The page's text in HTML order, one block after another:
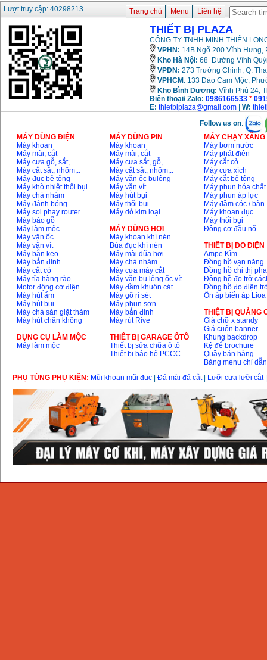
Lượt truy cập: 40298213
Trang chủ Menu Liên hệ
THIẾT BỊ PLAZA
CÔNG TY TNHH MINH THIÊN
VPHN: 14B Ngõ 200 Vĩnh Hưng,
Kho Hà Nội: 68 Đường Vĩnh
VPĐN: 273 Trường Chinh, Q.
VPHCM : 133 Đào Cam Mộc,
Kho Bình Dương: Vĩnh Phú 24,
Điện thoại/ Zalo: 0986166533 *
E: thietbiplaza@gmail.com W:
Follow us on:
MÁY DÙNG ĐIỆN
Máy khoan
Máy mài, cắt
Máy cưa gỗ, sắt,..
Máy cắt sắt, nhôm,..
Máy đục bê tông
Máy khò nhiệt thổi bụi
Máy chà nhám
Máy đánh bóng
Máy soi phay router
Máy bào gỗ
Máy làm mộc
Máy vặn ốc
Máy vặn vít
Máy bắn keo
Máy bắn đinh
Máy cắt cỏ
Máy tỉa hàng rào
Motor động cơ điện
Máy hút ẩm
Máy hút bụi
Máy chà sàn giặt thảm
Máy hút chân không
DỤNG CỤ LÀM MỘC
Máy làm mộc
MÁY DÙNG PIN
Máy khoan
Máy mài, cắt
Máy cưa sắt, gỗ,..
Máy cắt sắt, nhôm,..
Máy vặn ốc bulông
Máy vặn vít
Máy hút bụi
Máy thổi bụi
Máy dò kim loại
MÁY DÙNG HƠI
Máy khoan khí nén
Búa đục khí nén
Máy mài dũa hơi
Máy chà nhám
Máy cưa máy cắt
Máy vặn bu lông ốc vít
Máy đầm khuôn cát
Máy gõ rỉ sét
Máy phun sơn
Máy bắn đinh
Máy rút Rive
THIÊT BỊ GARAGE ÔTÔ
Thiết bị sửa chữa ô tô
Thiết bị bảo hộ PCCC
MÁY CHẠY
Máy bơm nước
Máy phát điện
Máy cắt cỏ
Máy cưa xích
Máy cắt bê tông
Máy phun hóa chất
Máy phun áp lực
Máy đầm cóc / bàn
Máy khoan đục
Máy thổi bụi
Động cơ đầu nổ
THIÊT BỊ ĐO ĐIỆN
Ampe Kìm
Đồng hồ vạn năng
Đồng hồ chỉ thị pha
Đồng hồ đo trở
Đồng hồ đo điện
Ổn áp biến áp Lioa
THIỆT BỊ QUẢNG
Giá chữ x standy
Giá cuốn banner
Khung backdrop
Kệ để brochure
Quầy bán hàng
Bảng menu chỉ dẫn
PHỤ TÙNG PHỤ KIỆN: Mũi khoan mũi đục Đá mài đá cắt| Lưỡi cưa lưỡi cắt